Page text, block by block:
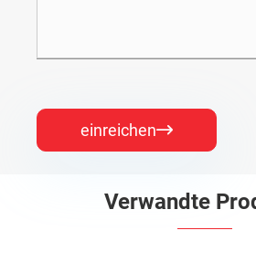
einreichen
Verwandte